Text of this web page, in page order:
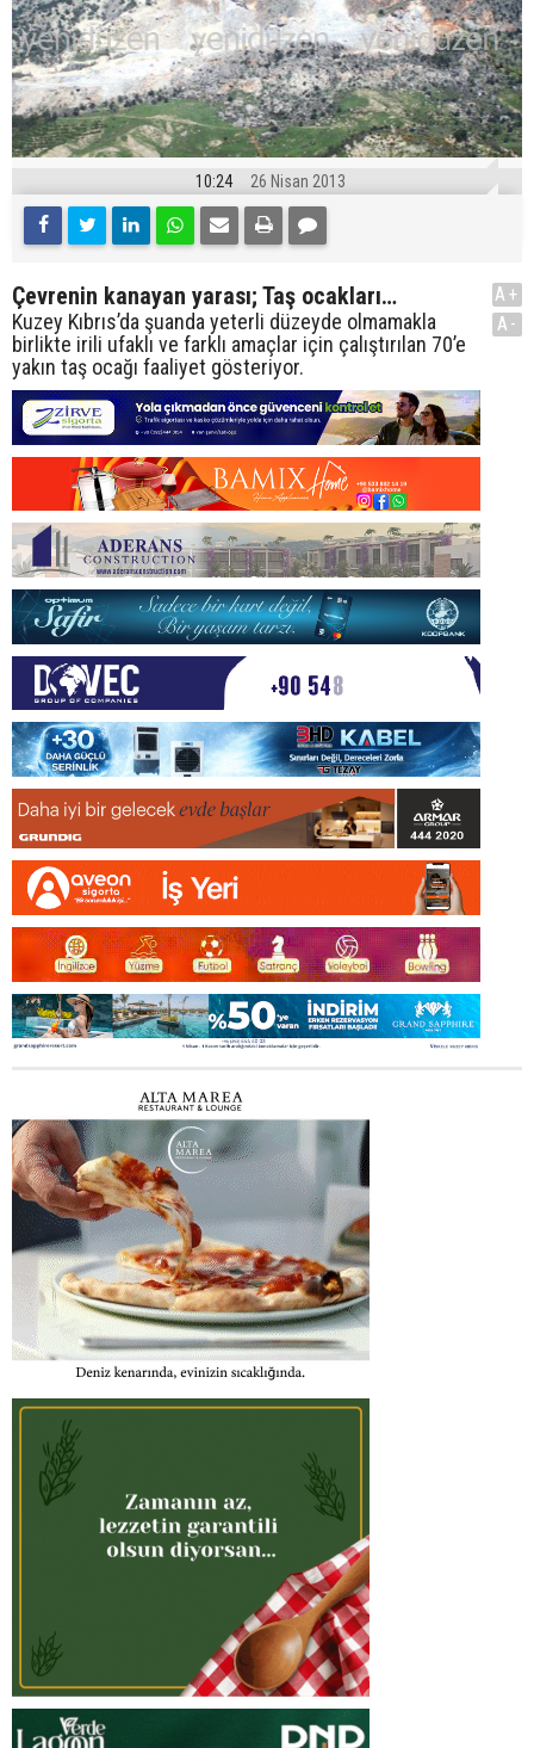
10:24 26 Nisan 2013
Çevrenin kanayan yarası; Taş ocakları…
Kuzey Kıbrıs’da şuanda yeterli düzeyde olmamakla
birlikte irili ufaklı ve farklı amaçlar için çalıştırılan 70’e
yakın taş ocağı faaliyet gösteriyor.
A+
A-